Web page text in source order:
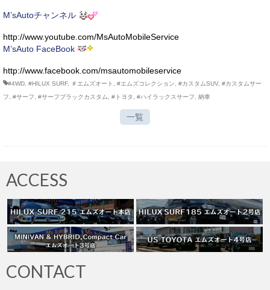
M’sAutoチャンネル
http://www.youtube.com/MsAutoMobileService
M’sAuto FaceBook
http://www.facebook.com/msautomobileservice
#4WD #HILUX SURF, ＃エムズオート #エムズコレクション #カスタムSUV, #カスタムサー
フ
#サーフ #サーフブラックカスタム #トヨタ #ハイラックスサーフ 納車
一覧
ACCESS
CONTACT